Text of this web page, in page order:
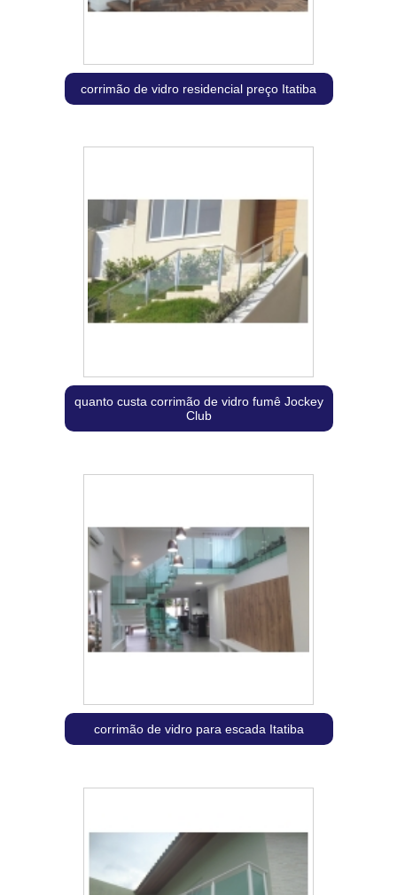
corrimão de vidro residencial preço Itatiba
quanto custa corrimão de vidro fumê Jockey
Club
corrimão de vidro para escada Itatiba